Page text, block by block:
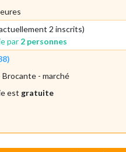
2 inscrits)
par 2 personnes
Brocante - marché
est gratuite